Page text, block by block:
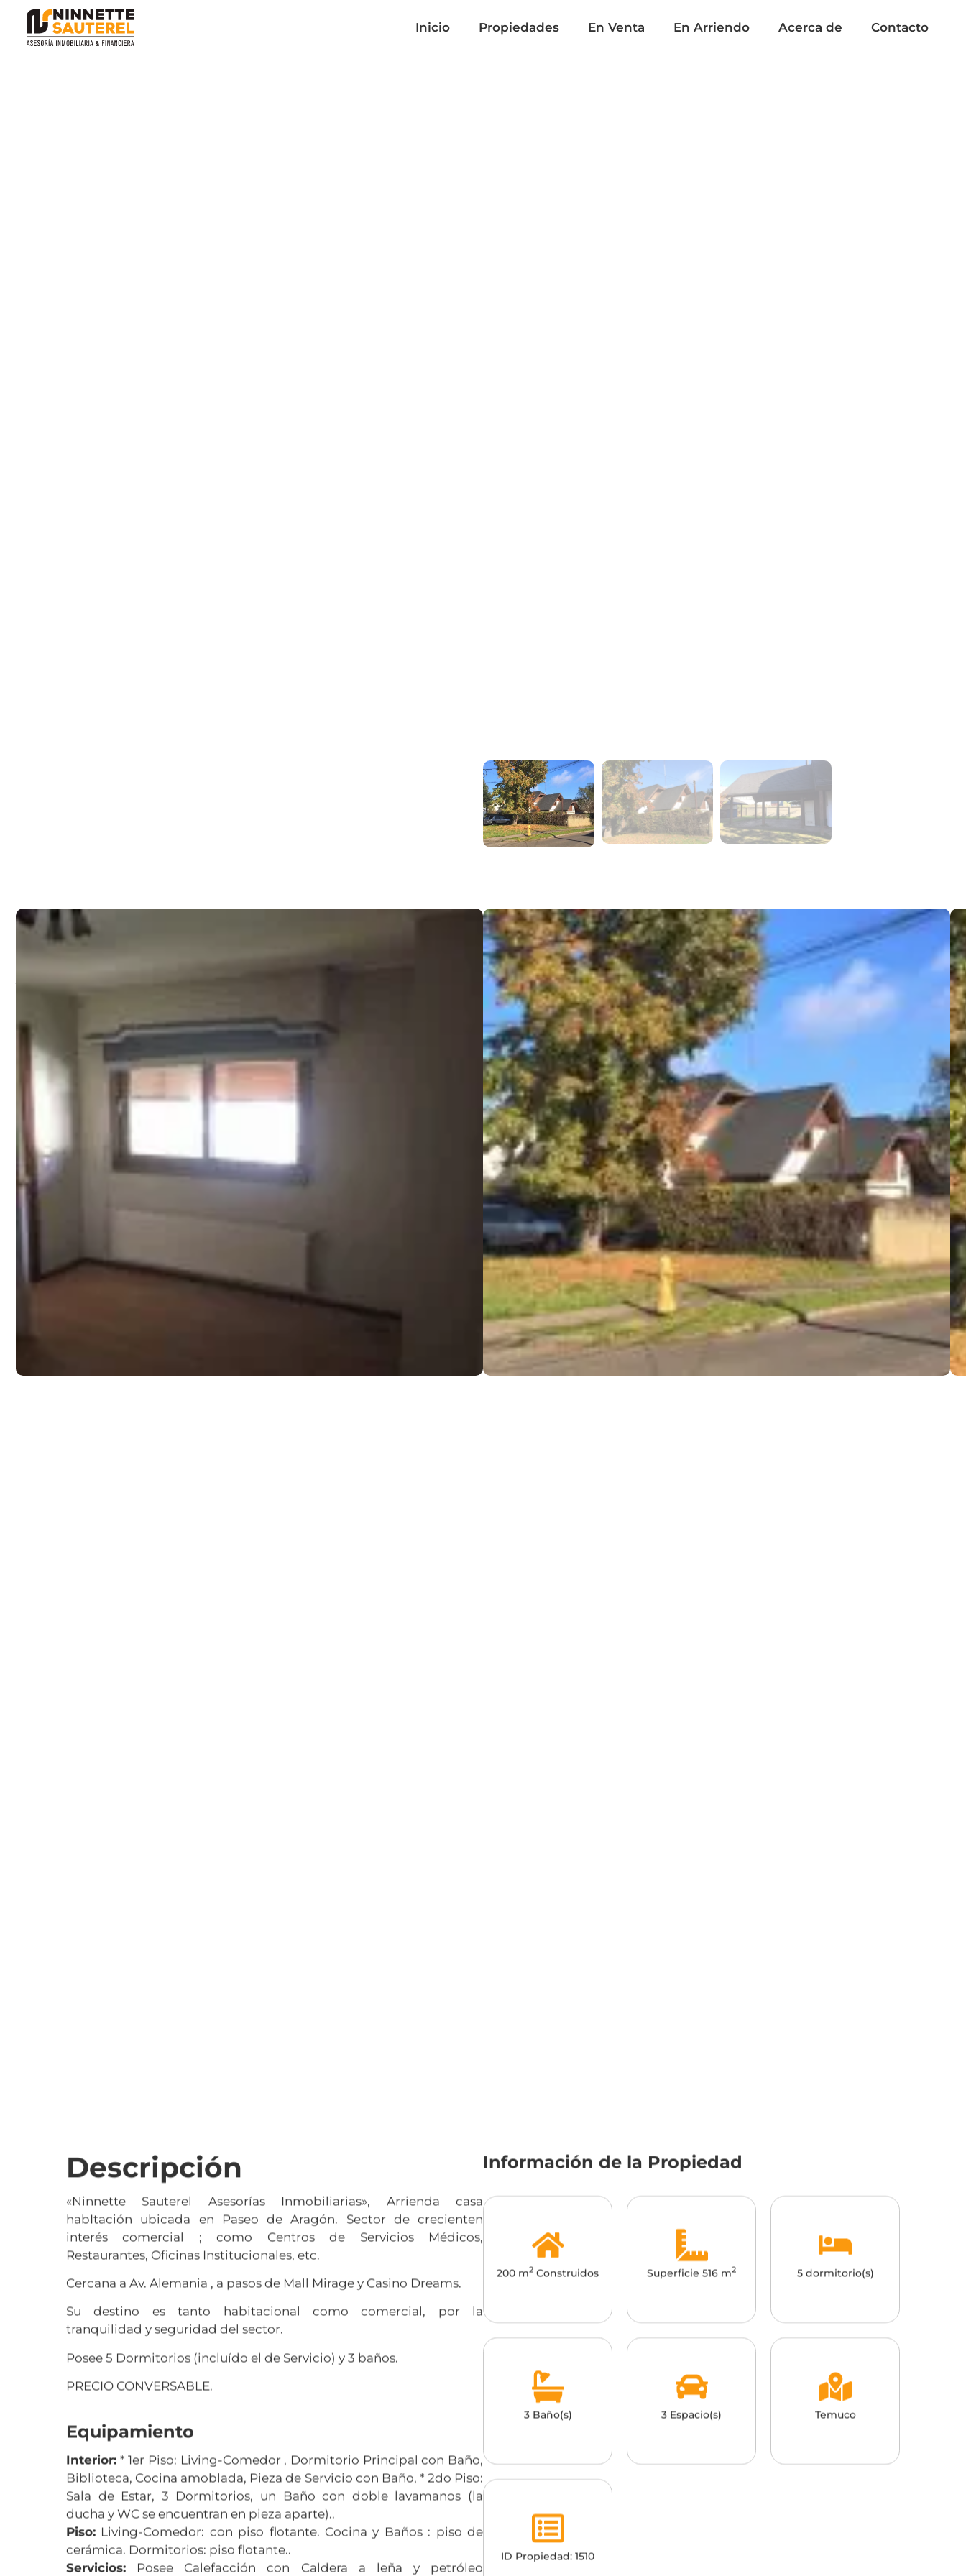
Inicio Propiedades En Venta En Arriendo Acerca de Contacto
Arrienda Casa destino Habitacional
o Comercial , a media cuadra del
Casino Dreams
$1.100.000.-
Ver Resumen
Descripción
«Ninnette Sauterel Asesorías Inmobiliarias», Arrienda casa
habItación ubicada en Paseo de Aragón. Sector de crecienten
interés comercial ; como Centros de Servicios Médicos,
Restaurantes, Oficinas Institucionales, etc.
Cercana a Av. Alemania , a pasos de Mall Mirage y Casino Dreams.
Su destino es tanto habitacional como comercial, por la
tranquilidad y seguridad del sector.
Posee 5 Dormitorios (incluído el de Servicio) y 3 baños.
PRECIO CONVERSABLE.
Equipamiento
Interior: * 1er Piso: Living-Comedor , Dormitorio Principal con Baño,
Biblioteca, Cocina amoblada, Pieza de Servicio con Baño, * 2do Piso:
Sala de Estar, 3 Dormitorios, un Baño con doble lavamanos (la
ducha y WC se encuentran en pieza aparte)..
Piso: Living-Comedor: con piso flotante. Cocina y Baños : piso de
cerámica. Dormitorios: piso flotante..
Servicios: Posee Calefacción con Caldera a leña y petróleo
Información de la Propiedad
200 m2 Construidos Superficie 516 m2 5 dormitorio(s)
3 Baño(s) 3 Espacio(s) Temuco
ID Propiedad: 1510